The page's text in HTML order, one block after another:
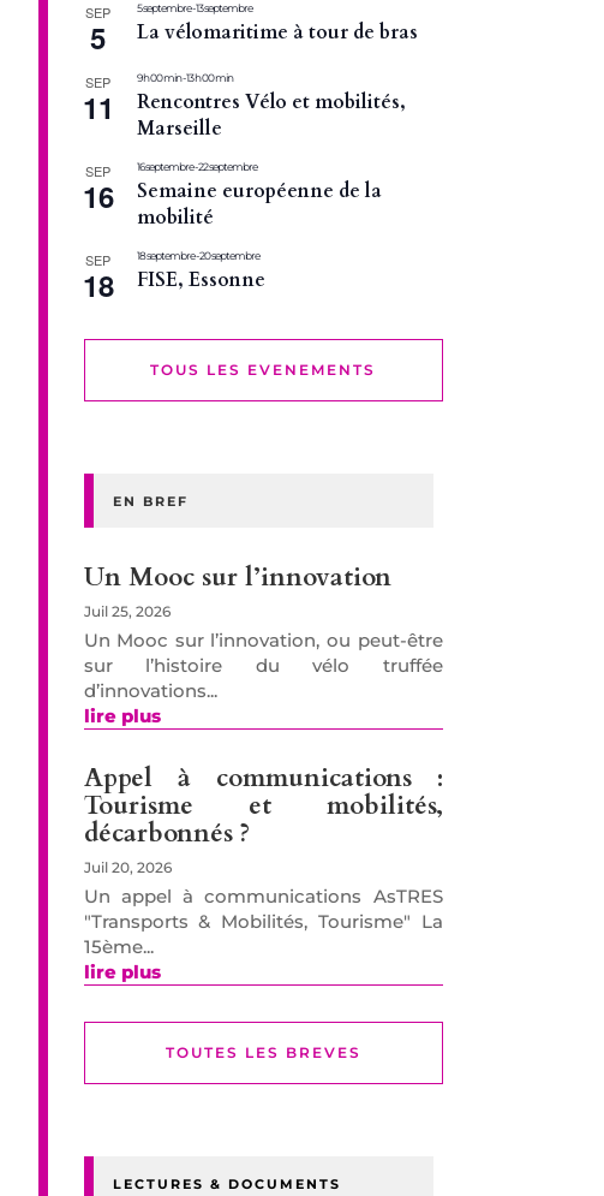
SEP
5
5 septembre-13 septembre
La vélomaritime à tour de bras
SEP
11
9 h 00 min-13 h 00 min
Rencontres Vélo et mobilités,
Marseille
SEP
16
16 septembre-22 septembre
Semaine européenne de la
mobilité
SEP
18
18 septembre-20 septembre
FISE, Essonne
TOUS LES EVENEMENTS
EN BREF
Un Mooc sur l’innovation
Juil 25, 2026
Un Mooc sur l’innovation, ou peut-être
sur l’histoire du vélo truffée
d’innovations...
lire plus
Appel à communications :
Tourisme et mobilités,
décarbonnés ?
Juil 20, 2026
Un appel à communications AsTRES
"Transports & Mobilités, Tourisme" La
15ème...
lire plus
TOUTES LES BREVES
LECTURES & DOCUMENTS